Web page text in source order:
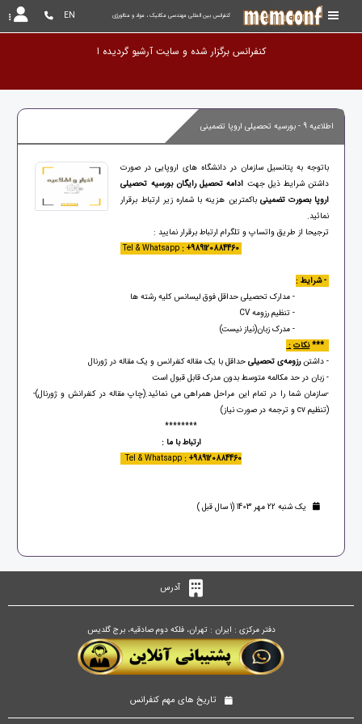
کنفرانس بین المللی مهندسی مکانیک ، مواد و متالورژی EN
کنفرانس برگزار شده و سایت آرشیو گردیده است.
اطلاعیه 9 - بورسیه تحصیلی اروپا تضمینی
باتوجه به پتانسیل سازمان در دانشگاه های اروپایی در صورت
داشتن شرایط ذیل جهت ادامه تحصیل رایگان بورسیه تحصیلی
اروپا بصورتتضمینی باکمترین هزینه با شماره زیر ارتباط برقرار
نمائید.
ترجیحا از طریق واتساپ و تلگرام ارتباط برقرار نمایید :
: +989120884460
- شرایط :
- مدارک تحصیلی حداقل فوق لیسانس کلیه رشته ها
- تنظیم رزومه CV
- مدرک زبان(نیاز نیست)
***نکات :
- داشتن رزومه‌ی تحصیلیحداقل با یک مقاله کنفرانس و یک مقاله در ژورنال
- زبان در حد مکالمه متوسط بدون مدرک قابل قبول است
-سازمان شما را در تمام این مراحل همراهی می نمائید.(چاپ مقاله در کنفرانش و ژورنال)-
(تنظیم cv و ترجمه در صورت نیاز)
********
ارتباط با ما :
Tel & Whatsapp : +989120884460
یک شنبه 22 مهر 1403 (1 سال قبل )
آدرس
دفتر مرکزی : ایران : تهران، فلکه دوم صادقیه، برج گلدیس
تاریخ های مهم کنفرانس